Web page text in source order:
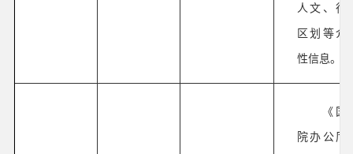
人文、行
区划等介
性信息。
《国
院办公厅